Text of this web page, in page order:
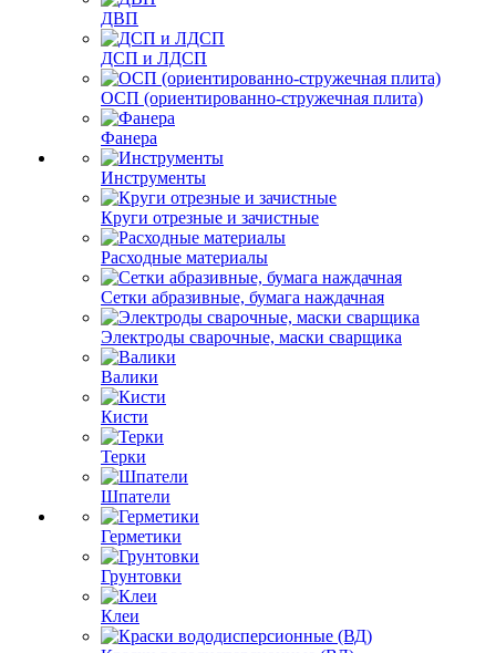
ДВП
ДСП и ЛДСП
ОСП (ориентированно-стружечная плита)
Фанера
Инструменты
Круги отрезные и зачистные
Расходные материалы
Сетки абразивные, бумага наждачная
Электроды сварочные, маски сварщика
Валики
Кисти
Терки
Шпатели
Герметики
Грунтовки
Клеи